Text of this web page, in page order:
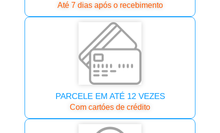
Até 7 dias após o recebimento
PARCELE EM ATÉ 12 VEZES
Com cartóes de crédito